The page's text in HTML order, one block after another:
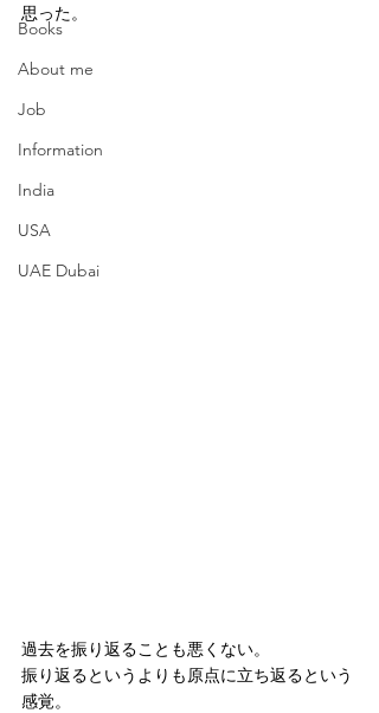
Books
About me
Job
Information
India
USA
UAE Dubai
思った。
過去を振り返ることも悪くない。
振り返るというよりも原点に立ち返るという
感覚。